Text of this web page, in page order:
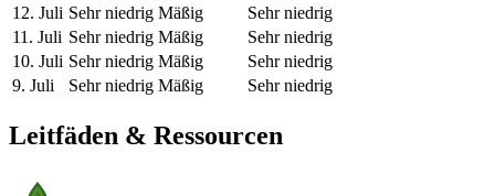
12. Juli Sehr niedrig Mäßig
Sehr niedrig
11. Juli Sehr niedrig Mäßig
Sehr niedrig
10. Juli Sehr niedrig Mäßig
Sehr niedrig
9. Juli
Sehr niedrig Mäßig Sehr niedrig
Leitfäden & Ressourcen